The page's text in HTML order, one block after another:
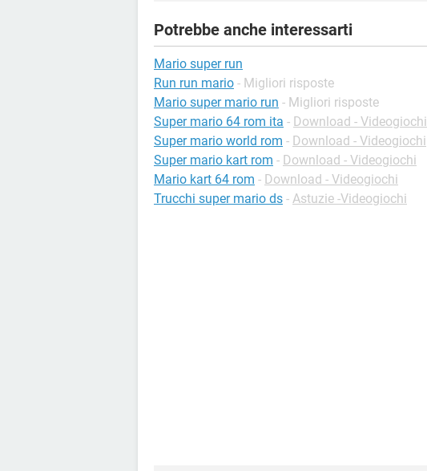
Potrebbe anche interessarti
Mario super run
Run run mario - Migliori risposte
Mario super mario run - Migliori risposte
Super mario 64 rom ita - Download - Videogiochi
Super mario world rom - Download - Videogiochi
Super mario kart rom - Download - Videogiochi
Mario kart 64 rom - Download - Videogiochi
Trucchi super mario ds - Astuzie -Videogiochi